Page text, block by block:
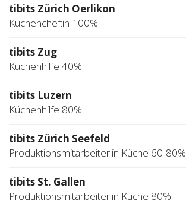
tibits Zürich Oerlikon
Küchenchef:in 100%
tibits Zug
Küchenhilfe 40%
tibits Luzern
Küchenhilfe 80%
tibits Zürich Seefeld
Produktionsmitarbeiter:in Küche 60-80%
tibits St. Gallen
Produktionsmitarbeiter:in Küche 80%